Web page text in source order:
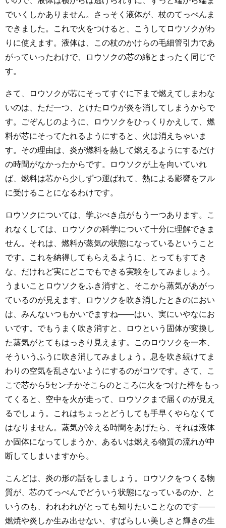
でいくしかありません。さっそく液体が、杖のてっぺんま
できました。これで火をつけると、こうしてロウソクがわ
りに使えます。液体は、この杖のかけらの毛細管引力であ
がっていったわけで、ロウソクの芯の綿とまったく同じで
す。
さて、ロウソクが芯にそってすぐに下まで燃えてしまわな
いのは、ただ一つ、とけたロウが炎を消してしまうからで
す。ごぞんじのように、ロウソクをひっくりかえして、燃
料が芯にそってたれるようにすると、火は消えちゃいま
す。その理由は、炎が燃料を熱して燃えるようにするだけ
の時間がなかったからです。ロウソクが上を向いていれ
ば、燃料は芯から少しずつ運ばれて、熱による影響をフル
に受けることになるわけです。
ロウソクについては、学ぶべき点がもう一つあります。こ
れなくしては、ロウソクの科学について十分に理解できま
せん。それは、燃料が蒸気の状態になっているということ
です。これを納得してもらえるように、とってもすてき
な、だけれど実にどこでもできる実験をしてみましょう。
うまいことロウソクをふき消すと、そこから蒸気があがっ
ているのが見えます。ロウソクを吹き消したときのにおい
は、みんないつもかいでますね――はい、実にいやなにお
いです。でもうまく吹き消すと、ロウという固体が変換し
た蒸気がとてもはっきり見えます。このロウソクを一本、
そういうふうに吹き消してみましょう。息を吹き続けてま
わりの空気を乱さないようにするのがコツです。さて、こ
こで芯から5センチかそこらのところに火をつけた棒をもっ
てくると、空中を火が走って、ロウソクまで届くのが見え
るでしょう。これはちょっとどうしても手早くやらなくて
はなりません。蒸気が冷える時間をあげたら、それは液体
か固体になってしまうか、あるいは燃える物質の流れが中
断してしまいますから。
こんどは、炎の形の話をしましょう。ロウソクをつくる物
質が、芯のてっぺんでどういう状態になっているのか、と
いうのも、われわれがとっても知りたいことなのです――
燃焼や炎しか生み出せない、すばらしい美しさと輝きの生